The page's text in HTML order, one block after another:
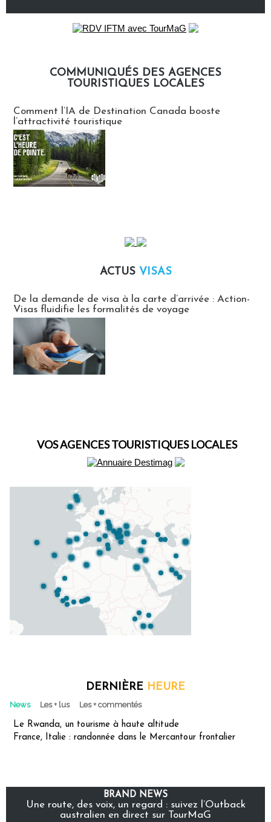
COMMUNIQUÉS DES AGENCES
TOURISTIQUES LOCALES
Comment l’IA de Destination Canada booste
l’attractivité touristique
ACTUS VISAS
De la demande de visa à la carte d’arrivée : Action-
Visas fluidifie les formalités de voyage
VOS AGENCES TOURISTIQUES LOCALES
DERNIÈRE HEURE
News Les + lus Les + commentés
Le Rwanda, un tourisme à haute altitude
France, Italie : randonnée dans le Mercantour frontalier
BRAND NEWS
Une route, des voix, un regard : suivez l’Outback
australien en direct sur TourMaG